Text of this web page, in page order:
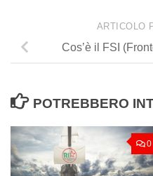
ARTICOLO
Cos’è il FSI
POTREBBERO
0